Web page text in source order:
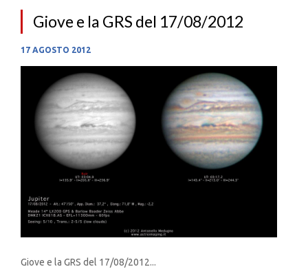
Giove e la GRS del 17/08/2012
17 AGOSTO 2012
Giove e la GRS del 17/08/2012...